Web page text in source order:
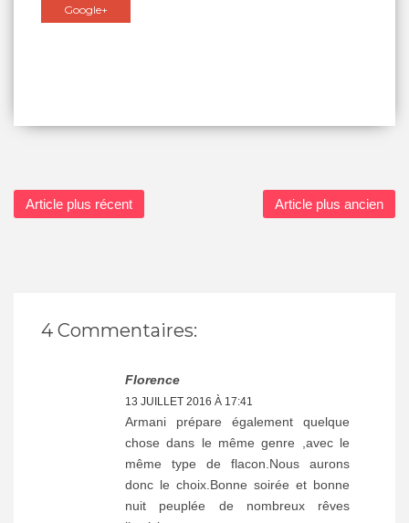
Google+
Article plus récent Article plus ancien
4 Commentaires:
Florence
13 JUILLET 2016 À 17:41
Armani prépare également quelque
chose dans le même genre ,avec le
même type de flacon.Nous aurons
donc le choix.Bonne soirée et bonne
nuit peuplée de nombreux rêves